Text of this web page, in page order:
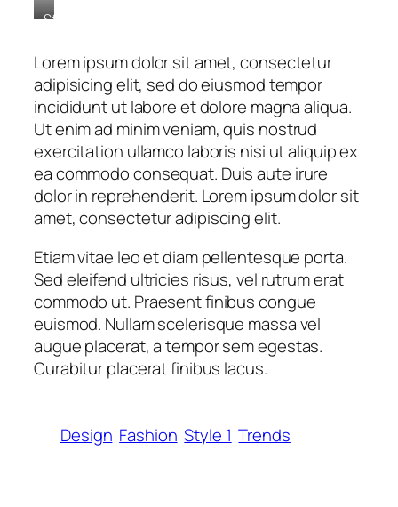
Stet
kasd
gubergren,
no
sea
sanctus
est
labore
et
dolore.
By
Smith
Lorem ipsum dolor sit amet, consectetur
adipisicing elit, sed do eiusmod tempor
incididunt ut labore et dolore magna aliqua.
Ut enim ad minim veniam, quis nostrud
exercitation ullamco laboris nisi ut aliquip ex
ea commodo consequat. Duis aute irure
dolor in reprehenderit. Lorem ipsum dolor sit
amet, consectetur adipiscing elit.
Etiam vitae leo et diam pellentesque porta.
Sed eleifend ultricies risus, vel rutrum erat
commodo ut. Praesent finibus congue
euismod. Nullam scelerisque massa vel
augue placerat, a tempor sem egestas.
Curabitur placerat finibus lacus.
Design Fashion Style 1 Trends